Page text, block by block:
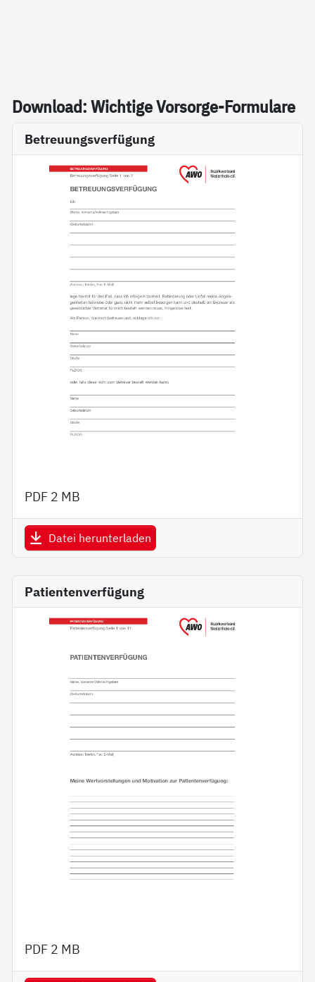
Down­load: Wich­ti­ge Vor­sor­ge-For­mu­la­re
Betreuungsverfügung
PDF 2 MB
Datei herunterladen
Patientenverfügung
PDF 2 MB